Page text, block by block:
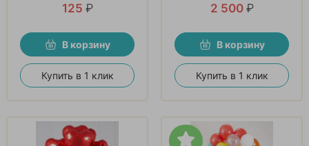
125 ₽
В корзину
Купить в 1 клик
2 500 ₽
В корзину
Купить в 1 клик